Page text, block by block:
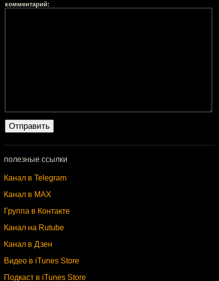
комментарий:
полезные ссылки
Канал в Telegram
Канал в MAX
Группа в Контакте
Канал на Rutube
Канал в Дзен
Видео в iTunes Store
Подкаст в iTunes Store